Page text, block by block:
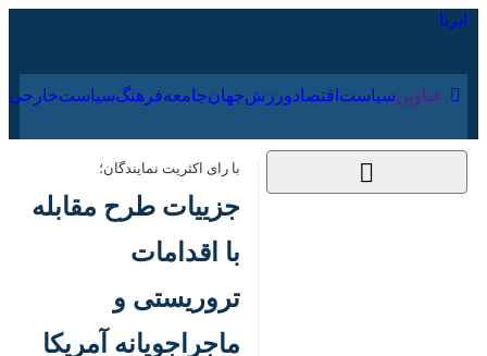
عناوین‌ سیاست اقتصاد ورزش جهان جامعه فرهنگ
با رای اكثریت نمایندگان؛
جزییات طرح مقابله با
اقدامات تروریستی و
ماجراجویانه آمریكا در
مجلس تصویب شد